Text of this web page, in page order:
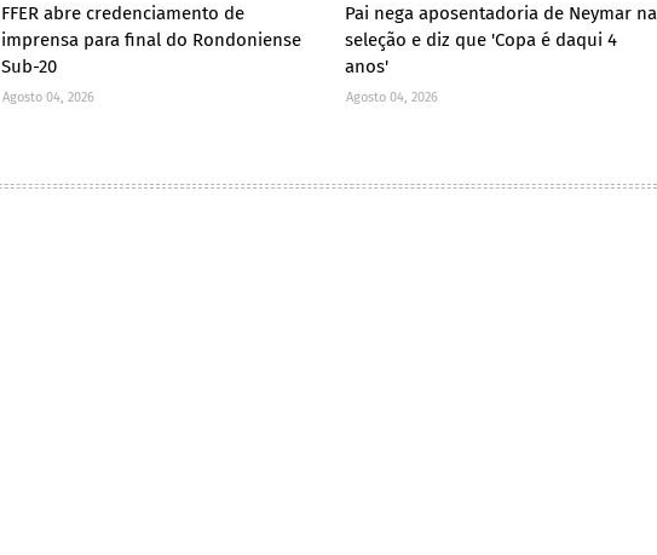
FFER abre credenciamento de
imprensa para final do Rondoniense
Sub-20
Agosto 04, 2026
Pai nega aposentadoria de Neymar na
seleção e diz que 'Copa é daqui 4
anos'
Agosto 04, 2026